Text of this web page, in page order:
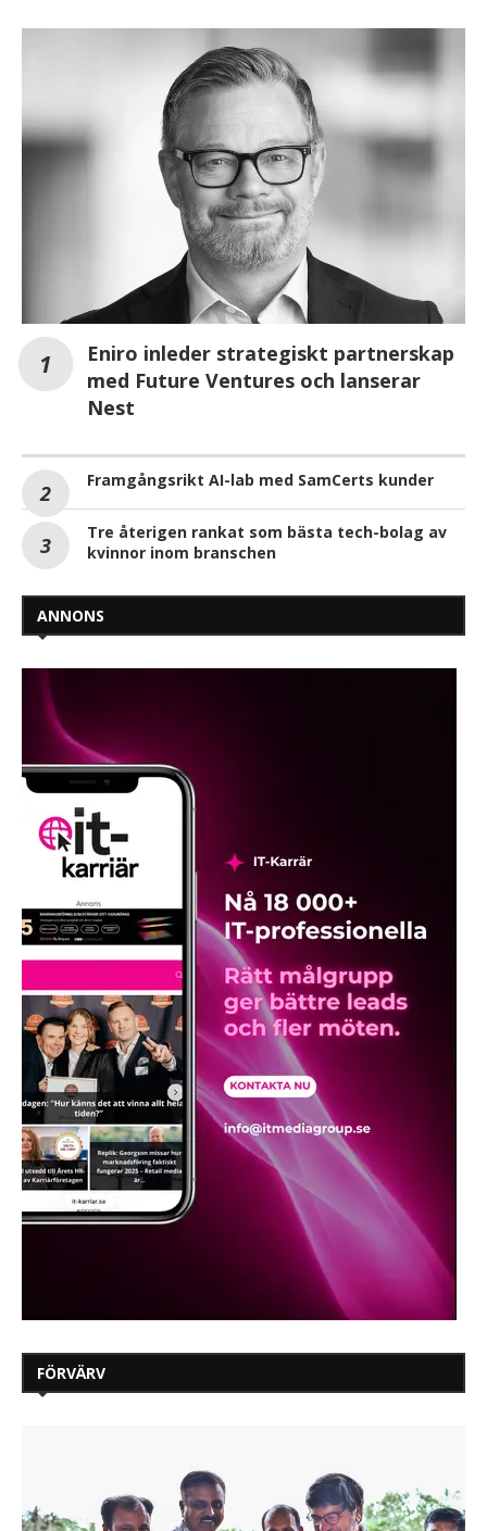
Eniro inleder strategiskt partnerskap
med Future Ventures och lanserar
Nest
Framgångsrikt AI-lab med SamCerts kunder
Tre återigen rankat som bästa tech-bolag av
kvinnor inom branschen
ANNONS
FÖRVÄRV